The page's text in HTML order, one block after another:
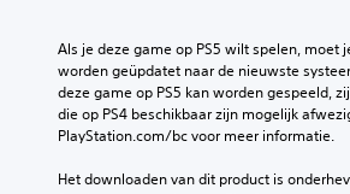
Als je deze game op PS5 wilt spelen, moet
worden geüpdatet naar de nieuwste
deze game op PS5 kan worden gespeeld,
die op PS4 beschikbaar zijn mogelijk
PlayStation.com/bc voor meer informatie.
Het downloaden van dit product is